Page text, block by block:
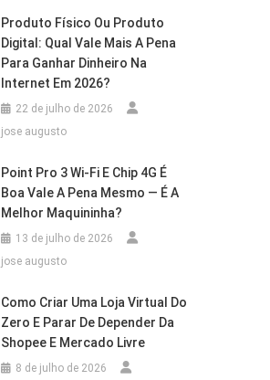
Produto Físico Ou Produto
Digital: Qual Vale Mais A Pena
Para Ganhar Dinheiro Na
Internet Em 2026?
22 de julho de 2026
jose augusto
Point Pro 3 Wi‑Fi E Chip 4G É
Boa Vale A Pena Mesmo — É A
Melhor Maquininha?
13 de julho de 2026
jose augusto
Como Criar Uma Loja Virtual Do
Zero E Parar De Depender Da
Shopee E Mercado Livre
8 de julho de 2026